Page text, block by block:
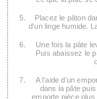
Placez le pâton
d'un linge humide.
Une fois la pâte
Puis abaissez le
A l'aide d'un
dans la pâte
emporte pièce